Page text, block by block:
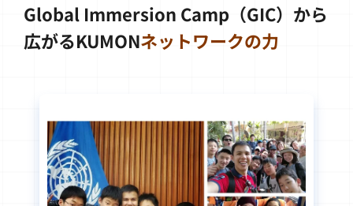
Global Immersion Camp（GIC）から
広がるKUMONネットワークの力